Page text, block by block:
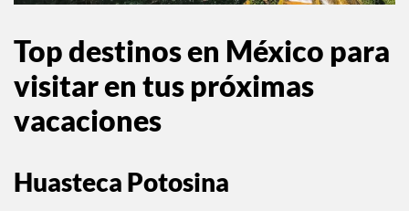
Top destinos en México para
visitar en tus próximas
vacaciones
Huasteca Potosina